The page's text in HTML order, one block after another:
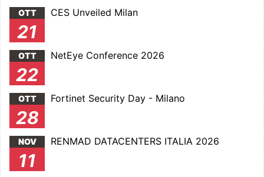
OTT
21
CES Unveiled Milan
OTT
22
NetEye Conference 2026
OTT
28
Fortinet Security Day - Milano
NOV
11
RENMAD DATACENTERS ITALIA 2026